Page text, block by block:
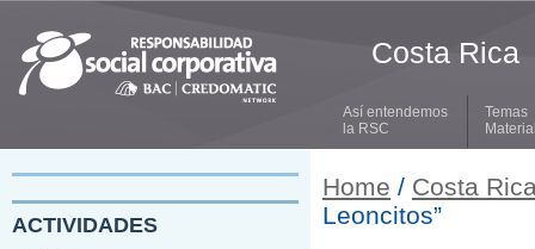
Así entendemos
la RSC
Temas
Costa Rica
ACTIVIDADES
Home / Costa
Leoncitos”